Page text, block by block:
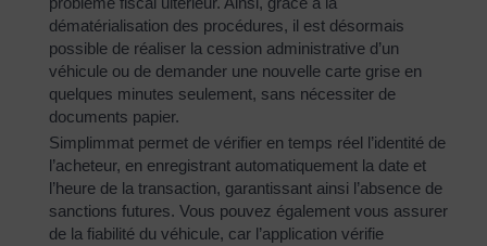
dématérialisation des procédures, il est désormais
possible de réaliser la cession administrative d’un
véhicule ou de demander une nouvelle carte grise en
quelques minutes seulement, sans nécessiter de
documents papier.
Simplimmat permet de vérifier en temps réel l’identité de
l’acheteur, en enregistrant automatiquement la date et
l’heure de la transaction, garantissant ainsi l’absence de
sanctions futures. Vous pouvez également vous assurer
de la fiabilité du véhicule, car l’application vérifie